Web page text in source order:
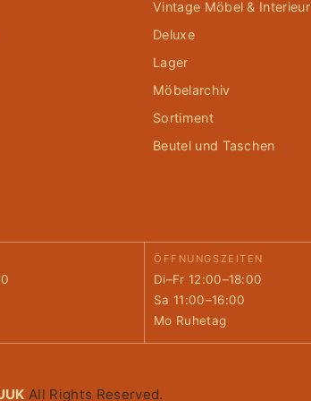
Vintage Möbel & Interieur
Deluxe
Lager
Möbelarchiv
Sortiment
Beutel und Taschen
ÖFFNUNGSZEITEN
Di–Fr 12:00–18:00
Sa 11:00–16:00
Mo Ruhetag
All Rights Reserved.